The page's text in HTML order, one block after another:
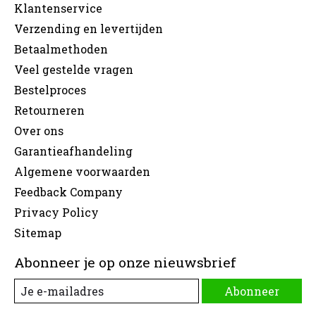
Klantenservice
Verzending en levertijden
Betaalmethoden
Veel gestelde vragen
Bestelproces
Retourneren
Over ons
Garantieafhandeling
Algemene voorwaarden
Feedback Company
Privacy Policy
Sitemap
Abonneer je op onze nieuwsbrief
Abonneer